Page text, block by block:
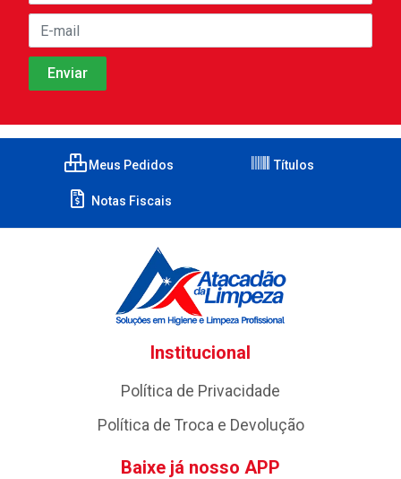
Meus Pedidos Títulos
Notas Fiscais
Institucional
Política de Privacidade
Política de Troca e Devolução
Baixe já nosso APP